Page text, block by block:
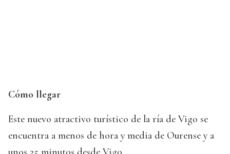
Cómo llegar
Este nuevo atractivo turístico de la ría de Vigo se
encuentra a menos de hora y media de Ourense y a